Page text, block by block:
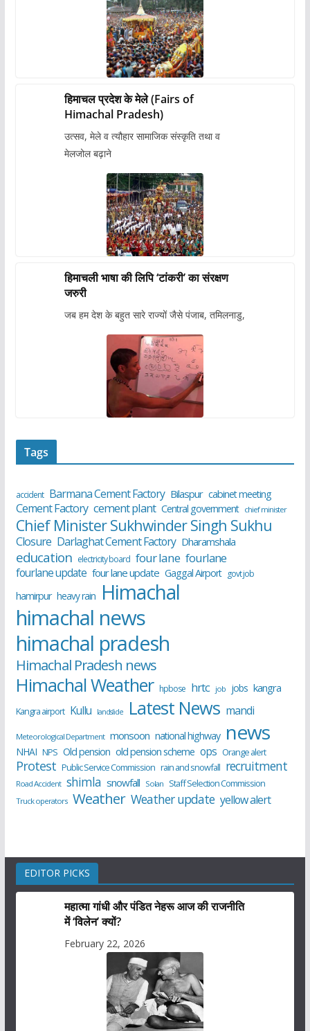
हिमाचल प्रदेश के मेले (Fairs of
Himachal Pradesh)
उत्सव, मेले व त्यौहार सामाजिक संस्कृति तथा व
मेलजोल बढ़ाने
हिमाचली भाषा की लिपि ‘टांकरी’ का संरक्षण
जरुरी
जब हम देश के बहुत सारे राज्यों जैसे पंजाब, तमिलनाडु,
Tags
accident Barmana Cement Factory Bilaspur cabinet meeting
Cement Factory cement plant Central government chief minister
Chief Minister Sukhwinder Singh Sukhu
Closure Darlaghat Cement Factory Dharamshala
education electricity board four lane fourlane
fourlane update four lane update Gaggal Airport govt job
hamirpur heavy rain Himachal
himachal news
himachal pradesh
Himachal Pradesh news
Himachal Weather hpbose hrtc job jobs kangra
Kangra airport Kullu landslide Latest News mandi
Meteorological Department monsoon national highway news
NHAI NPS Old pension old pension scheme ops Orange alert
Protest Public Service Commission rain and snowfall recruitment
Road Accident shimla snowfall Solan Staff Selection Commission
Truck operators Weather Weather update yellow alert
EDITOR PICKS
महात्मा गांधी और पंडित नेहरू आज की राजनीति
में ‘विलेन’ क्यों?
February 22, 2026